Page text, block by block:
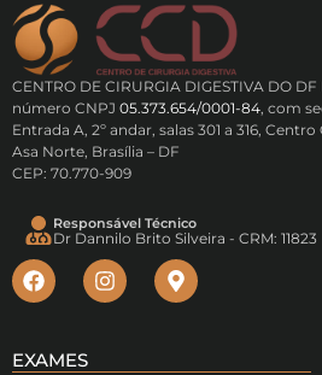
CENTRO DE CIRURGIA DIGESTIVA DO
número CNPJ 05.373.654/0001-84 , com
Entrada A, 2º andar, salas 301 a 316,
Asa Norte, Brasília – DF
CEP: 70.770-909
Responsável Técnico
Dr Dannilo Brito Silveira - CRM: 11823
EXAMES